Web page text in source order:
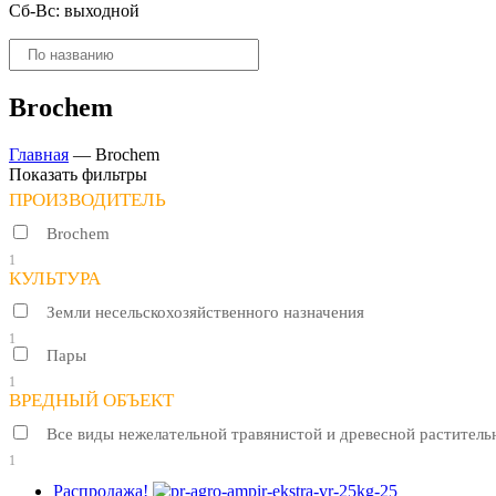
Сб-Вс: выходной
Поиск
товаров
Brochem
Главная — Brochem
Показать фильтры
ПРОИЗВОДИТЕЛЬ
Brochem
1
КУЛЬТУРА
Земли несельскохозяйственного назначения
1
Пары
1
ВРЕДНЫЙ ОБЪЕКТ
Все виды нежелательной травянистой и древесной
1
Распродажа!